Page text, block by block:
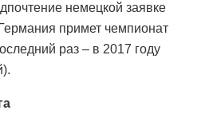
немецкой заявке
примет чемпионат
раз – в 2017 году